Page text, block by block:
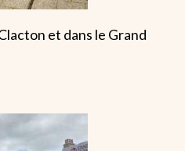
et dans le Grand